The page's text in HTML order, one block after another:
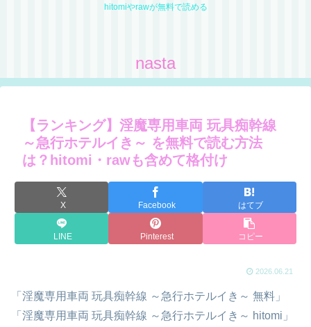
hitomiやrawが無料で読める
nasta
【ランキング】淫魔専用車両 玩具痴幹線
～急行ホテルイき～ を無料で読む方法
は？hitomi・rawも含めて格付け
X Facebook はてブ
LINE Pinterest コピー
2026.06.21
「淫魔専用車両 玩具痴幹線 ～急行ホテルイき～ 無料」
「淫魔専用車両 玩具痴幹線 ～急行ホテルイき～ hitomi」